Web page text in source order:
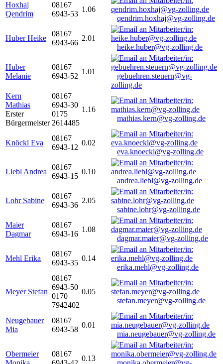
Hoxhaj
Qendrim
08167
6943-53
1.06
qendrim.hoxhaj@vg-zolling.de
Huber Heike
08167
6943-66
2.01
heike.huber@vg-zolling.de
Huber
Melanie
08167
6943-52
1.01
gebuehren.steuern@vg-
zolling.de
Kern
Mathias
Erster
Bürgermeister
08167
6943-30
0175
2614485
1.16
mathias.kern@vg-zolling.de
Knöckl Eva
08167
6943-12
0.02
eva.knoeckl@vg-zolling.de
Liebl Andrea
08167
6943-15
0.10
andrea.liebl@vg-zolling.de
Lohr Sabine
08167
6943-36
2.05
sabine.lohr@vg-zolling.de
Maier
Dagmar
08167
6943-16
1.08
dagmar.maier@vg-zolling.de
Mehl Erika
08167
6943-35
0.14
erika.mehl@vg-zolling.de
Meyer Stefan
08167
6943-50
0170
7942402
0.05
stefan.meyer@vg-zolling.de
Neugebauer
Mia
08167
6943-58
0.01
mia.neugebauer@vg-zolling.de
Obermeier
08167
0.13